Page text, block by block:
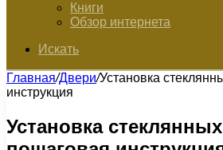
Книги
Обзор интернета
Искать
Главная/Двери/Установка
инструкция
Установка